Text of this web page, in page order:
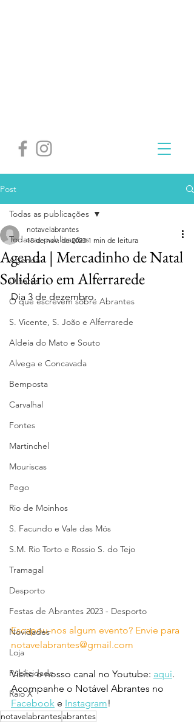
Post
Todas as publicações
Agenda
Olhares
O que escrevem sobre Abrantes
S. Vicente, S. João e Alferrarede
Aldeia do Mato e Souto
Alvega e Concavada
Bemposta
Carvalhal
Fontes
Martinchel
Mouriscas
Pego
Rio de Moinhos
S. Facundo e Vale das Mós
S.M. Rio Torto e Rossio S. do Tejo
Tramagal
Desporto
Festas de Abrantes 2023 - Desporto
Novidades
Loja
Publicidade
Raio X
Todas as publicações
Agenda | Mercadinho de Natal
Solidário em Alferrarede
notavelabrantes
18 de nov. de 2023 1 min de leitura
Dia 3 de dezembro.
Escapou-nos algum evento? Envie para
notavelabrantes@gmail.com
Visite o nosso canal no Youtube: aqui.
Acompanhe o Notável Abrantes no
Facebook e Instagram!
notavelabrantesabrantes